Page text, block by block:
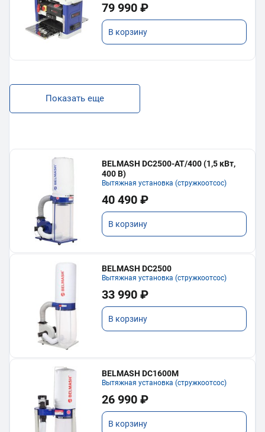
79 990 ₽
В корзину
Показать еще
BELMASH DC2500-AT/400 (1,5 кВт,
400 В)
Вытяжная установка (стружкоотсос)
40 490 ₽
В корзину
BELMASH DC2500
Вытяжная установка (стружкоотсос)
33 990 ₽
В корзину
BELMASH DC1600M
Вытяжная установка (стружкоотсос)
26 990 ₽
В корзину